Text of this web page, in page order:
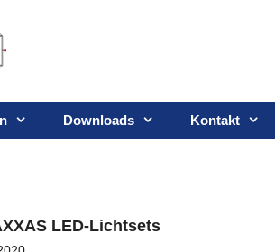
Downloads Kontakt
LED-Lichtsets